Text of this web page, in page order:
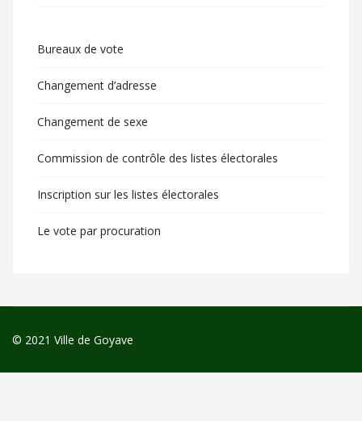
Bureaux de vote
Changement d’adresse
Changement de sexe
Commission de contrôle des listes électorales
Inscription sur les listes électorales
Le vote par procuration
© 2021 Ville de Goyave